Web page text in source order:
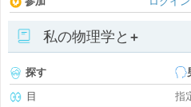
私の物理学と+
探す
目
指